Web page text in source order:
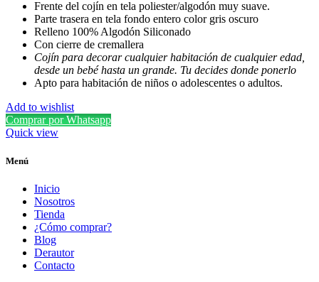
materiales
calidad
que
no
brindan
comodidad,
sino
que
completan
Frente del cojín en tela poliester/algodón muy suave.
Parte trasera en tela fondo entero color gris oscuro
Relleno 100% Algodón Siliconado
Con cierre de cremallera
Cojín para decorar cualquier habitación de cualquier edad,
desde un bebé hasta un grande. Tu decides donde ponerlo
Apto para habitación de niños o adolescentes o adultos.
Add to wishlist
Comprar por Whatsapp
Quick view
Menú
Inicio
Nosotros
Tienda
¿Cómo comprar?
Blog
Derautor
Contacto